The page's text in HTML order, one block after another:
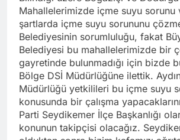
Mahallelerimizde içme suyu sorunu
şartlarda içme suyu sorununu
Belediyesinin sorumluluğu, fakat
Belediyesi bu mahallelerimizde bir
gayretinde bulunmadığı için bizde
Bölge DSİ Müdürlüğüne ilettik.
Müdürlüğü yetkilileri bu içme suyu
konusunda bir çalışma
Parti Seydikemer İlçe Başkanlığı
konunun takipçisi olacağız.